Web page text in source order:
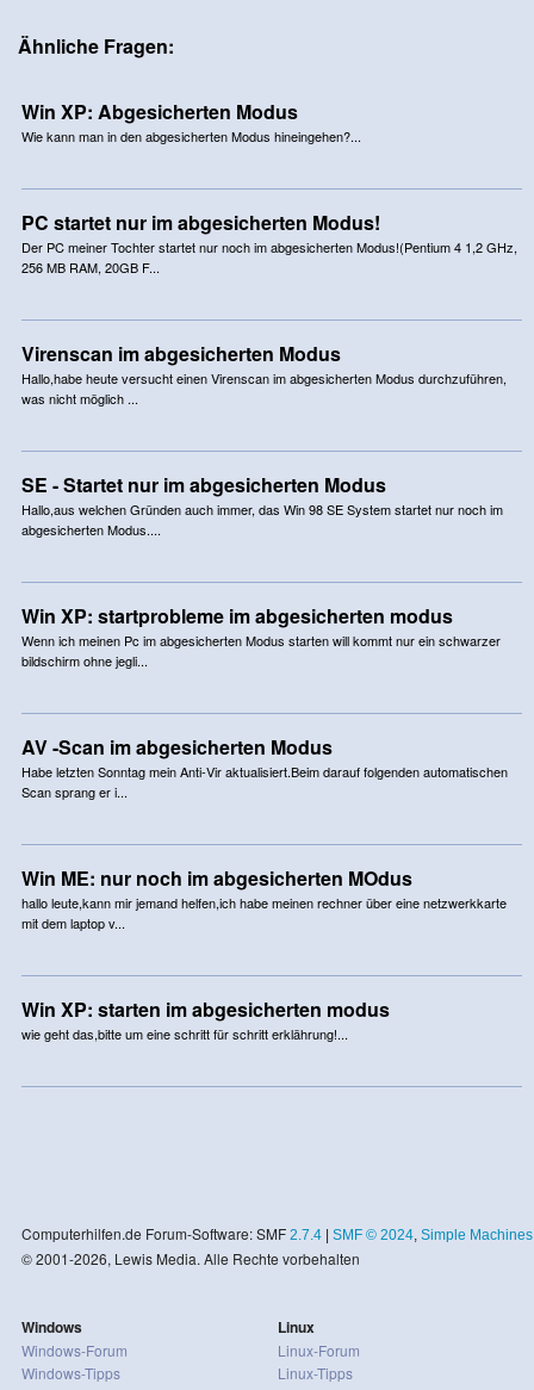
Ähnliche Fragen:
Win XP: Abgesicherten Modus
Wie kann man in den abgesicherten Modus hineingehen?...
PC startet nur im abgesicherten Modus!
Der PC meiner Tochter startet nur noch im abgesicherten Modus!(Pentium 4 1,2 GHz,
256 MB RAM, 20GB F...
Virenscan im abgesicherten Modus
Hallo,habe heute versucht einen Virenscan im abgesicherten Modus durchzuführen,
was nicht möglich ...
SE - Startet nur im abgesicherten Modus
Hallo,aus welchen Gründen auch immer, das Win 98 SE System startet nur noch im
abgesicherten Modus....
Win XP: startprobleme im abgesicherten modus
Wenn ich meinen Pc im abgesicherten Modus starten will kommt nur ein schwarzer
bildschirm ohne jegli...
AV -Scan im abgesicherten Modus
Habe letzten Sonntag mein Anti-Vir aktualisiert.Beim darauf folgenden automatischen
Scan sprang er i...
Win ME: nur noch im abgesicherten MOdus
hallo leute,kann mir jemand helfen,ich habe meinen rechner über eine netzwerkkarte
mit dem laptop v...
Win XP: starten im abgesicherten modus
wie geht das,bitte um eine schritt für schritt erklährung!...
Computerhilfen.de Forum-Software: SMF 2.7.4| SMF © 2024, Simple Machines
© 2001-2026, Lewis Media. Alle Rechte vorbehalten
Windows
Windows-Forum
Windows-Tipps
Linux
Linux-Forum
Linux-Tipps